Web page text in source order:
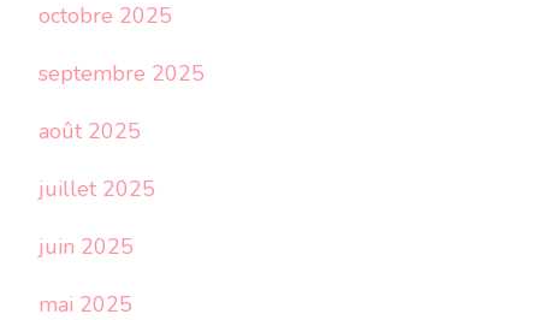
octobre 2025
septembre 2025
août 2025
juillet 2025
juin 2025
mai 2025